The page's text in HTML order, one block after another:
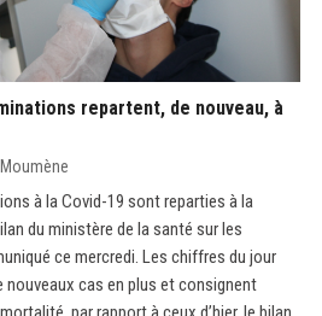
repartent, de nouveau, à
à la Covid-19 sont reparties à la
du ministère de la santé sur les
ce mercredi. Les chiffres du jour
nouveaux cas en plus et consignent